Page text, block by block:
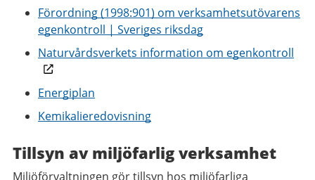
Förordning (1998:901) om verksamhetsutövarens
egenkontroll | Sveriges riksdag
Naturvårdsverkets information om egenkontroll
Energiplan
Kemikalieredovisning
Tillsyn av miljöfarlig verksamhet
Miljöförvaltningen gör tillsyn hos miljöfarliga